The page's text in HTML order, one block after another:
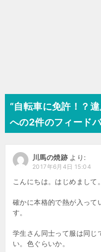
“自転車に免許！？
への2件のフィード
川馬の焼跡 より:
2017年6月4日 15:04
こんにちは。はじめまして。
確かに本格的で熱が入って
す。
学生さん同士って服は同じ
い。色ぐらいか。